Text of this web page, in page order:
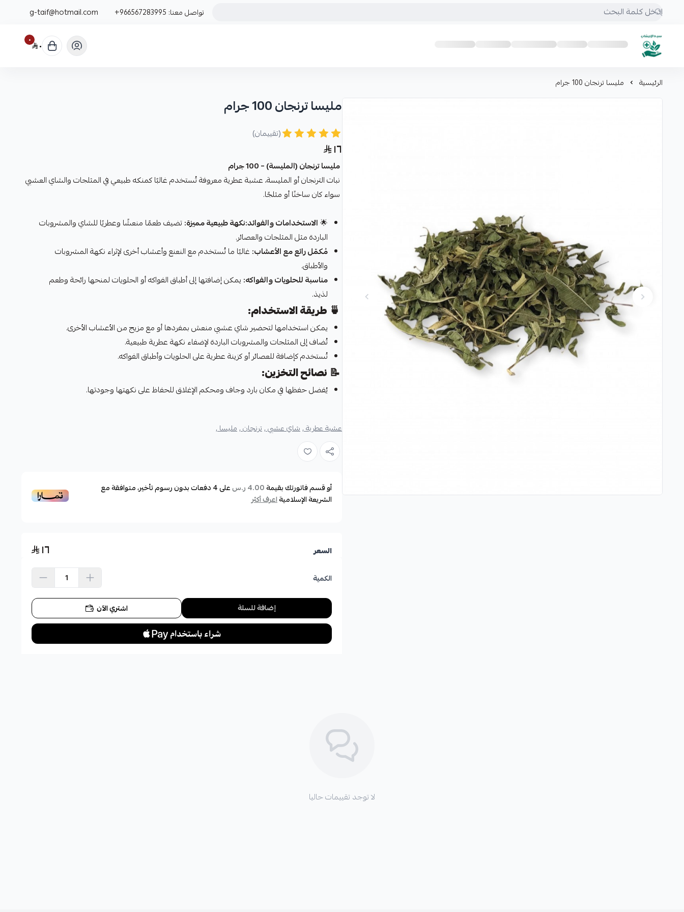
تواصل معنا: +966567283995
g-taif@hotmail.com
mrs.grasses
٠ ٠
الرئيسية مليسا ترنجان 100 جرام
مليسا ترنجان 100 جرام
(تقييمان)
١٦
مليسا ترنجان (المليسة) – 100 جرام
نبات الترنجان أو المليسة، عشبة عطرية معروفة تُستخدم غالبًا كمنكه طبيعي في المثلجات والشاي العشبي
سواء كان ساخنًا أو مثلجًا.
🌟الاستخدامات والفوائد:نكهة طبيعية مميزة:تضيف طعمًا منعشًا وعطريًا للشاي والمشروبات
الباردة مثل المثلجات والعصائر.
مُكمّل رائع مع الأعشاب: غالبًا ما تُستخدم مع النعنع وأعشاب أخرى لإثراء نكهة المشروبات
والأطباق.
مناسبة للحلويات والفواكه: يمكن إضافتها إلى أطباق الفواكه أو الحلويات لمنحها رائحة وطعم
لذيذ.
🍵 طريقة الاستخدام:
يمكن استخدامها لتحضير شاي عشبي منعش بمفردها أو مع مزيج من الأعشاب الأخرى.
تُضاف إلى المثلجات والمشروبات الباردة لإضفاء نكهة عطرية طبيعية.
تُستخدم كإضافة للعصائر أو كزينة عطرية على الحلويات وأطباق الفواكه.
📝 نصائح التخزين:
يُفضل حفظها في مكان بارد وجاف ومحكم الإغلاق للحفاظ على نكهتها وجودتها.
عشبة عطرية ,شاي عشبي ,ترنجان ,مليسا ,
أو قسم فاتورتك بقيمة4.00 ر.س على4دفعات بدون رسوم تأخير، متوافقة مع
الشريعة الإسلاميةاعرف أكثر
السعر ١٦
الكمية
إضافة للسلة اشتري الآن
لا توجد تقييمات حاليا